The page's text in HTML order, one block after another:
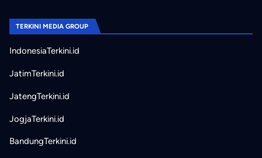
TERKINI MEDIA GROUP
IndonesiaTerkini.id
JatimTerkini.id
JatengTerkini.id
JogjaTerkini.id
BandungTerkini.id